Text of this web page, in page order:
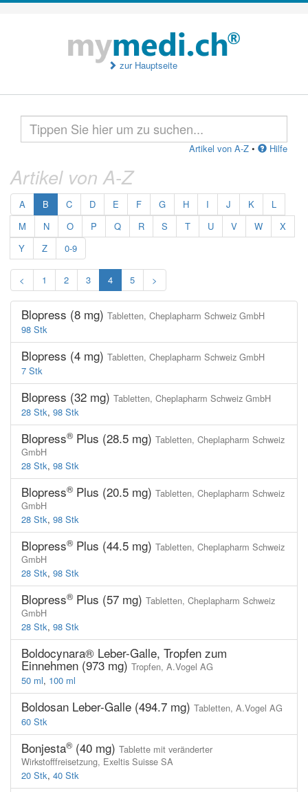
zur Hauptseite
Artikel von A-Z • Hilfe
Artikel von A-Z
A B C D E F G H I J K
L
M
N O P Q R S T U V W
X
Y
Z 0-9
< 1 2 3 4 5 >
Blopress (8 mg) Tabletten, Cheplapharm Schweiz GmbH
98 Stk
Blopress (4 mg) Tabletten, Cheplapharm Schweiz GmbH
7 Stk
Blopress (32 mg) Tabletten, Cheplapharm Schweiz GmbH
28 Stk, 98 Stk
Blopress® Plus (28.5 mg) Tabletten, Cheplapharm Schweiz
GmbH
28 Stk, 98 Stk
Blopress® Plus (20.5 mg) Tabletten, Cheplapharm Schweiz
GmbH
28 Stk, 98 Stk
Blopress® Plus (44.5 mg) Tabletten, Cheplapharm Schweiz
GmbH
28 Stk, 98 Stk
Blopress® Plus (57 mg) Tabletten, Cheplapharm Schweiz
GmbH
28 Stk, 98 Stk
Boldocynara® Leber-Galle, Tropfen zum
Einnehmen (973 mg) Tropfen, A.Vogel AG
50 ml, 100 ml
Boldosan Leber-Galle (494.7 mg) Tabletten, A.Vogel AG
60 Stk
Bonjesta® (40 mg) Tablette mit veränderter
Wirkstofffreisetzung, Exeltis Suisse SA
20 Stk, 40 Stk